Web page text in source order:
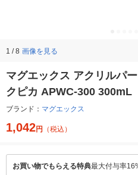
1 / 8 画像を見る
マグエックス アクリルパ
クピカ APWC-300 300mL
ブランド： マグエックス
1,042円 （税込）
お買い物でもらえる特典最大付与率